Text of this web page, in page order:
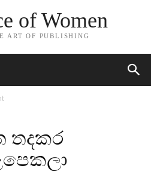
of Women
ART OF PUBLISHING
තදකර